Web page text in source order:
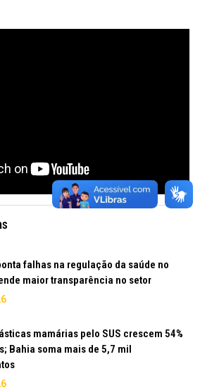
falhas na regulação da saúde no
maior transparência no setor
mamárias pelo SUS crescem 54%
Bahia soma mais de 5,7 mil